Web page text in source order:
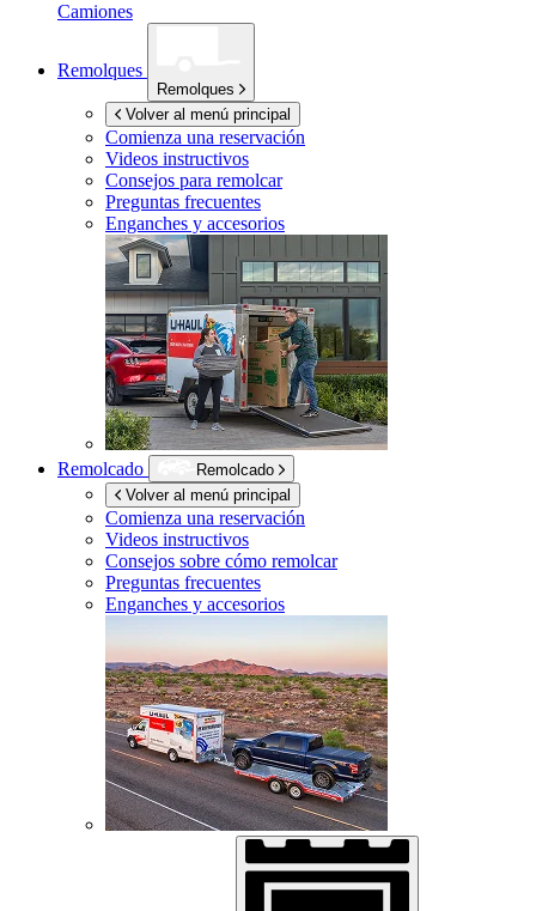
Camiones
Remolques
Remolques
Volver al menú principal
Comienza una reservación
Videos instructivos
Consejos para remolcar
Preguntas frecuentes
Enganches y accesorios
Remolcado
Remolcado
Volver al menú principal
Comienza una reservación
Videos instructivos
Consejos sobre cómo remolcar
Preguntas frecuentes
Enganches y accesorios